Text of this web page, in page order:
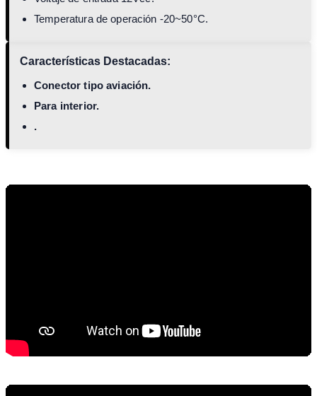
Temperatura de operación -20~50°C.
Características Destacadas:
Conector tipo aviación.
Para interior.
.